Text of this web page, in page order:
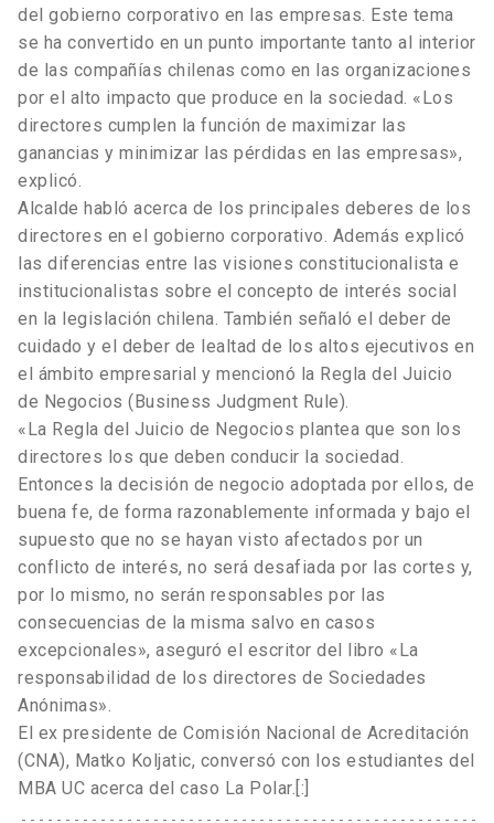
del gobierno corporativo en las empresas. Este tema
se ha convertido en un punto importante tanto al interior
de las compañías chilenas como en las organizaciones
por el alto impacto que produce en la sociedad. «Los
directores cumplen la función de maximizar las
ganancias y minimizar las pérdidas en las empresas»,
explicó.
Alcalde habló acerca de los principales deberes de los
directores en el gobierno corporativo. Además explicó
las diferencias entre las visiones constitucionalista e
institucionalistas sobre el concepto de interés social
en la legislación chilena. También señaló el deber de
cuidado y el deber de lealtad de los altos ejecutivos en
el ámbito empresarial y mencionó la Regla del Juicio
de Negocios (Business Judgment Rule).
«La Regla del Juicio de Negocios plantea que son los
directores los que deben conducir la sociedad.
Entonces la decisión de negocio adoptada por ellos, de
buena fe, de forma razonablemente informada y bajo el
supuesto que no se hayan visto afectados por un
conflicto de interés, no será desafiada por las cortes y,
por lo mismo, no serán responsables por las
consecuencias de la misma salvo en casos
excepcionales», aseguró el escritor del libro «La
responsabilidad de los directores de Sociedades
Anónimas».
El ex presidente de Comisión Nacional de Acreditación
(CNA), Matko Koljatic, conversó con los estudiantes del
MBA UC acerca del caso La Polar.[:]